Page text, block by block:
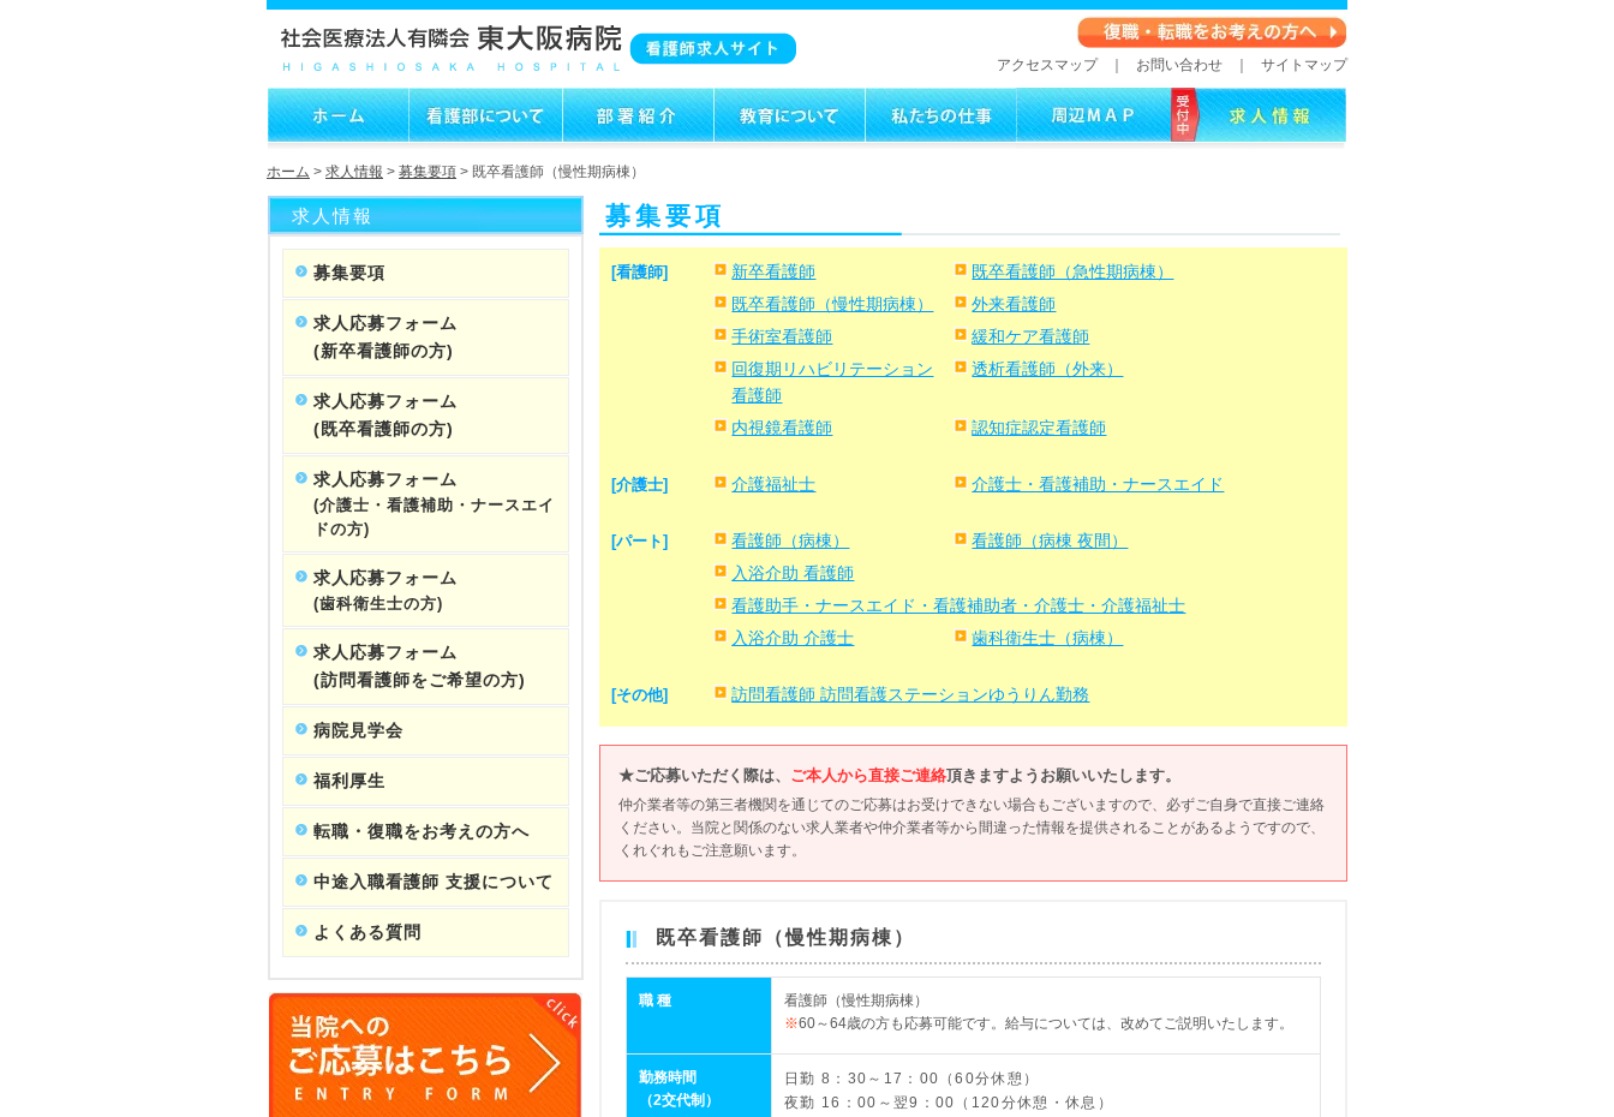
アクセスマップ お問い合わせ サイトマップ
ホーム > 求人情報 > 募集要項 > 既卒看護師（慢性期病棟）
求人情報
募集要項
求人応募フォーム
(新卒看護師の方)
求人応募フォーム
(既卒看護師の方)
求人応募フォーム
(介護士・看護補助・ナースエイ
ドの方)
求人応募フォーム
(歯科衛生士の方)
求人応募フォーム
(訪問看護師をご希望の方)
病院見学会
福利厚生
転職・復職をお考えの方へ
中途入職看護師 支援について
よくある質問
募集要項
[看護師] 新卒看護師
既卒看護師（急性期病棟）
既卒看護師（慢性期病棟）
外来看護師
手術室看護師
緩和ケア看護師
回復期リハビリテーション
看護師
透析看護師（外来）
内視鏡看護師 認知症認定看護師
[介護士] 介護福祉士 介護士・看護補助・ナースエイド
[パート] 看護師（病棟）
看護師（病棟 夜間）
入浴介助 看護師
看護助手・ナースエイド・看護補助者・介護士・介護福祉士
入浴介助 介護士
歯科衛生士（病棟）
[その他] 訪問看護師 訪問看護ステーションゆうりん勤務
★ご応募いただく際は、 ご本人から直接ご連絡頂きますようお願いいたします。
仲介業者等の第三者機関を通じてのご応募はお受けできない場合もございますので、必ずご自身で直接ご連絡
ください。当院と関係のない求人業者や仲介業者等から間違った情報を提供されることがあるようですので、
くれぐれもご注意願います。
既卒看護師（慢性期病棟）
職 種
看護師（慢性期病棟）
60～64歳の方も応募可能です。給与については、改めてご説明いたします。
勤務時間
（2交代制）
日勤 8：30～17：00（60分休憩）
夜勤 16：00～翌9：00（120分休憩・休息）